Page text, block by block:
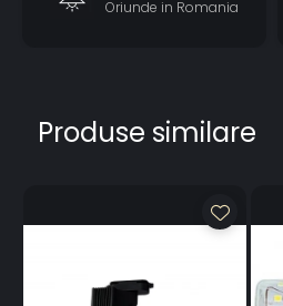
Oriunde in Romania
Produse similare